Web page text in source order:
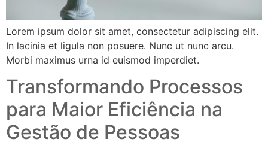
Lorem ipsum dolor sit amet, consectetur adipiscing elit.
In lacinia et ligula non posuere. Nunc ut nunc arcu.
Morbi maximus urna id euismod imperdiet.
Transformando Processos
para Maior Eficiência na
Gestão de Pessoas